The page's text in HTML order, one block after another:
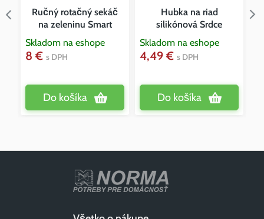
Ručný rotačný sekáč
na zeleninu Smart
Skladom na eshope
8 € s DPH
Do košíka
Hubka na riad
silikónová Srdce
Skladom na eshope
4,49 € s DPH
Do košíka